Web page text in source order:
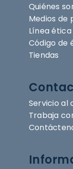
Quiénes
Medios de
Línea ética
Código de
Tiendas
Servicio al
Trabaja